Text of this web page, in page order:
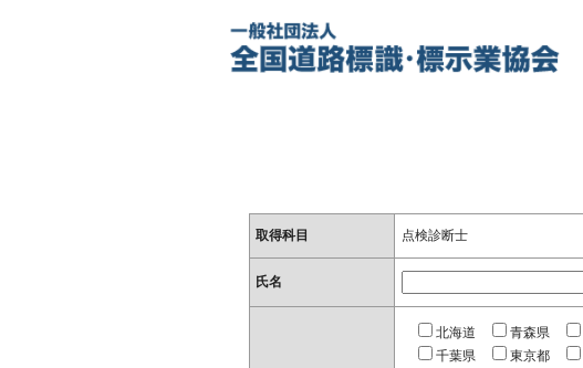
取得科目 点検診断士
氏名
北海道 青森県
千葉県
東京都